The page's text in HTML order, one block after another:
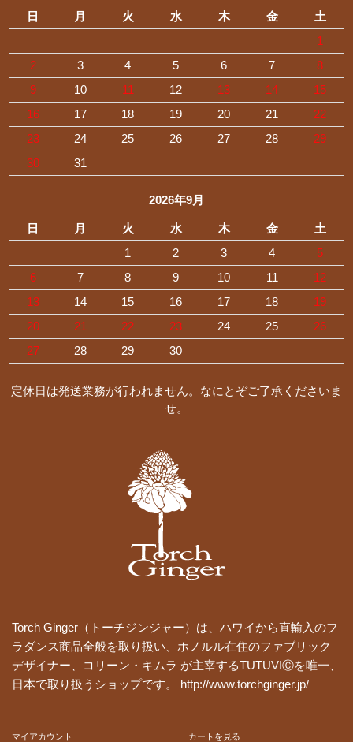
日 月 火 水 木 金
土
1
2
3 4 5 6 7
8
9
10 11 12 13 14
15
16
17 18 19 20 21
22
23
24 25 26 27 28
29
30
31
2026年9月
日 月 火 水 木 金
土
1
2 3 4
5
6
7 8 9 10 11
12
13
14 15 16 17 18
19
20
21 22 23 24 25
26
27
28 29 30
定休日は発送業務が行われません。なにとぞご了承くださいま
せ。
Torch Ginger（トーチジンジャー）は、ハワイから直輸入のフ
ラダンス商品全般を取り扱い、ホノルル在住のファブリック
デザイナー、コリーン・キムラ が主宰するTUTUVIⒸを唯一、
日本で取り扱うショップです。 http://www.torchginger.jp/
マイアカウント カートを見る